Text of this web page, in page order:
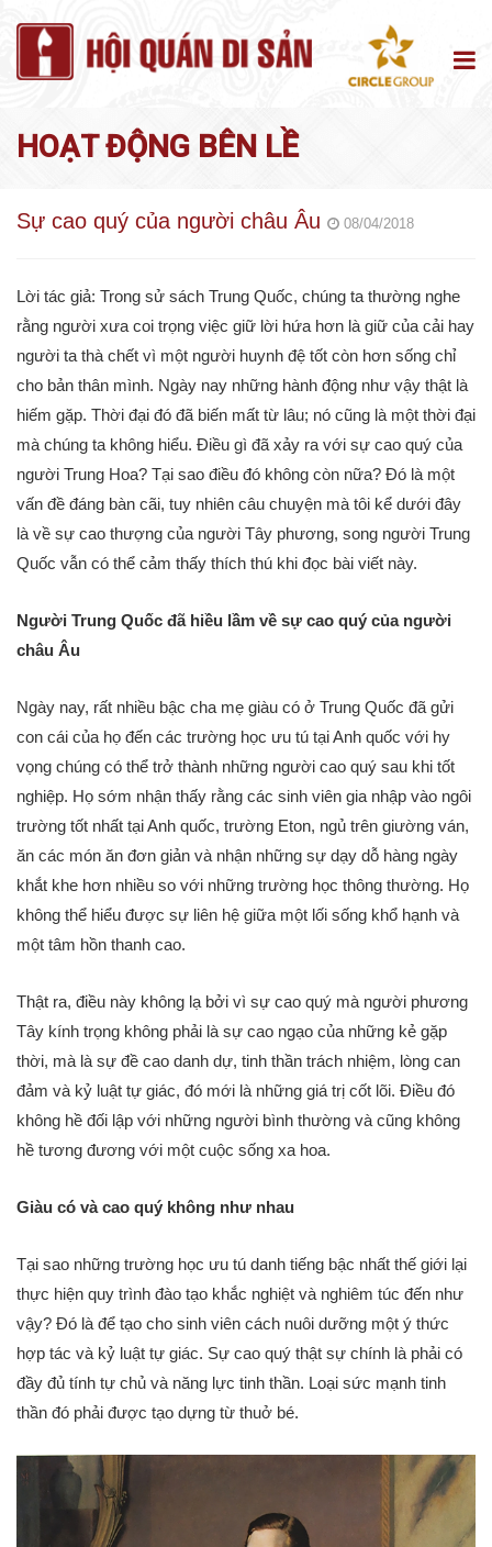
HOẠT ĐỘNG BÊN LỀ
Sự cao quý của người châu Âu 08/04/2018
Lời tác giả: Trong sử sách Trung Quốc, chúng ta thường nghe
rằng người xưa coi trọng việc giữ lời hứa hơn là giữ của cải hay
người ta thà chết vì một người huynh đệ tốt còn hơn sống chỉ
cho bản thân mình. Ngày nay những hành động như vậy thật là
hiếm gặp. Thời đại đó đã biến mất từ lâu; nó cũng là một thời đại
mà chúng ta không hiểu. Điều gì đã xảy ra với sự cao quý của
người Trung Hoa? Tại sao điều đó không còn nữa? Đó là một
vấn đề đáng bàn cãi, tuy nhiên câu chuyện mà tôi kể dưới đây
là về sự cao thượng của người Tây phương, song người Trung
Quốc vẫn có thể cảm thấy thích thú khi đọc bài viết này.
Người Trung Quốc đã hiều lầm về sự cao quý của người
châu Âu
Ngày nay, rất nhiều bậc cha mẹ giàu có ở Trung Quốc đã gửi
con cái của họ đến các trường học ưu tú tại Anh quốc với hy
vọng chúng có thể trở thành những người cao quý sau khi tốt
nghiệp. Họ sớm nhận thấy rằng các sinh viên gia nhập vào ngôi
trường tốt nhất tại Anh quốc, trường Eton, ngủ trên giường ván,
ăn các món ăn đơn giản và nhận những sự dạy dỗ hàng ngày
khắt khe hơn nhiều so với những trường học thông thường. Họ
không thể hiểu được sự liên hệ giữa một lối sống khổ hạnh và
một tâm hồn thanh cao.
Thật ra, điều này không lạ bởi vì sự cao quý mà người phương
Tây kính trọng không phải là sự cao ngạo của những kẻ gặp
thời, mà là sự đề cao danh dự, tinh thần trách nhiệm, lòng can
đảm và kỷ luật tự giác, đó mới là những giá trị cốt lõi. Điều đó
không hề đối lập với những người bình thường và cũng không
hề tương đương với một cuộc sống xa hoa.
Giàu có và cao quý không như nhau
Tại sao những trường học ưu tú danh tiếng bậc nhất thế giới lại
thực hiện quy trình đào tạo khắc nghiệt và nghiêm túc đến như
vậy? Đó là để tạo cho sinh viên cách nuôi dưỡng một ý thức
hợp tác và kỷ luật tự giác. Sự cao quý thật sự chính là phải có
đầy đủ tính tự chủ và năng lực tinh thần. Loại sức mạnh tinh
thần đó phải được tạo dựng từ thuở bé.